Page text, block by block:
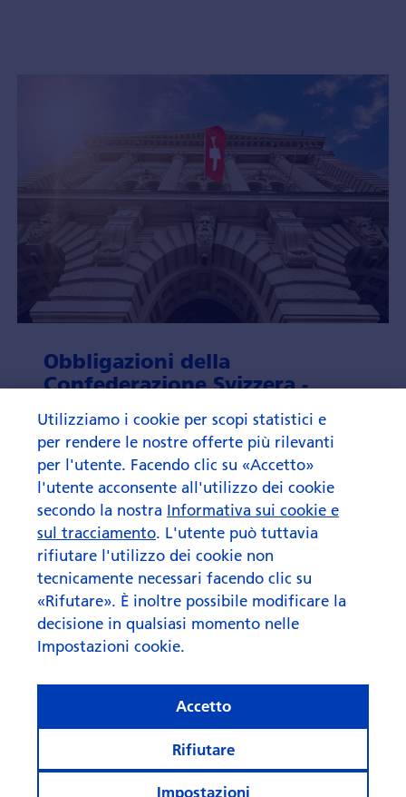
Obbligazioni della
Confederazione Svizzera -
Ancora troppo costosi?
Circa un anno e mezzo fa abbiamo parlato dei
prezzi elevati dei Obbligazioni della
Confederazione Svizzera. Ora stiamo nuovamente
tastando il polso del mercato e facendo luce sulle
possibili alternative.
To the article
Utilizziamo i cookie per scopi statistici e
per rendere le nostre offerte più rilevanti
per l'utente. Facendo clic su «Accetto»
l'utente acconsente all'utilizzo dei cookie
secondo la nostra Informativa sui cookie e
sul tracciamento. L'utente può tuttavia
rifiutare l'utilizzo dei cookie non
tecnicamente necessari facendo clic su
«Rifutare». È inoltre possibile modificare la
decisione in qualsiasi momento nelle
Impostazioni cookie.
Impostazioni
Rifiutare
Accetto